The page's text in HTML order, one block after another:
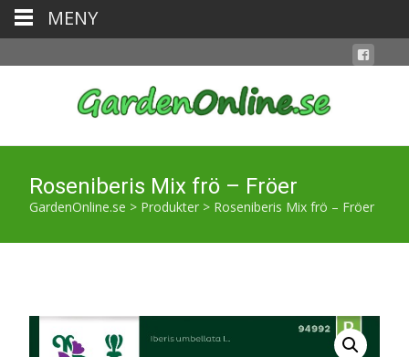
Roseniberis Mix frö – Fröer
GardenOnline.se > Produkter > Roseniberis Mix frö – Fröer
MENY